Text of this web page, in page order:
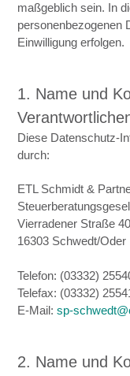
maßgeblich sein. In
personenbezogenen
Einwilligung erfolgen.
1. Name und
Diese Datenschutz-
durch:
ETL Schmidt &
Vierradener Straße
16303 Schwedt/Oder
Telefon: (03332)
Telefax: (03332)
E-Mail: sp-
2. Name und